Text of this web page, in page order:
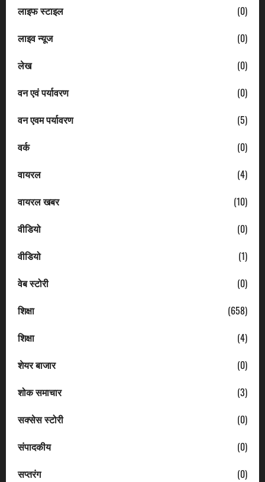
लाइफ स्टाइल
(0)
लाइव न्यूज
(0)
लेख
(0)
वन एवं पर्यावरण
(0)
वन एवम पर्यावरण
(5)
वर्क
(0)
वायरल
(4)
वायरल खबर
(10)
वीडियो
(0)
वीडियो
(1)
वेब स्टोरी
(0)
शिक्षा
(658)
शिक्षा
(4)
शेयर बाजार
(0)
शोक समाचार
(3)
सक्सेस स्टोरी
(0)
संपादकीय
(0)
सप्तरंग
(0)